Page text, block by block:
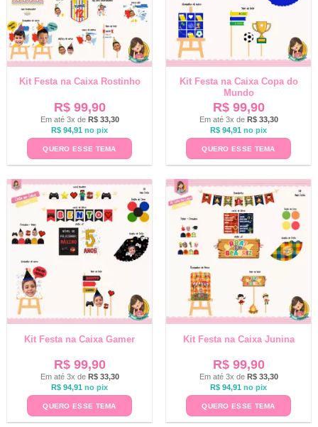
Kit Festa na Caixa Rostinho
R$99,90
Em até 3x de R$33,30
R$ 94,91 no pix
QUERO ESSE TEMA
Kit Festa na Caixa Copa do
Mundo
R$99,90
Em até 3x de R$33,30
R$ 94,91 no pix
QUERO ESSE TEMA
Kit Festa na Caixa Gamer
R$99,90
Em até 3x de R$33,30
R$ 94,91 no pix
QUERO ESSE TEMA
Kit Festa na Caixa Junina
R$99,90
Em até 3x de R$33,30
R$ 94,91 no pix
QUERO ESSE TEMA